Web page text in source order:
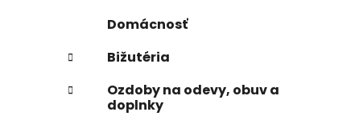
Domácnosť
Bižutéria
Ozdoby na odevy, obuv a
doplnky